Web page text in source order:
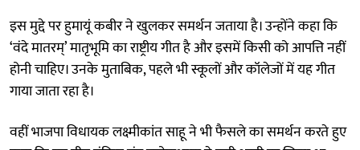
इस मुद्दे पर हुमायूं कबीर ने खुलकर समर्थन जताया है। उन्होंने कहा कि
‘वंदे मातरम्’ मातृभूमि का राष्ट्रीय गीत है और इसमें किसी को आपत्ति नहीं
होनी चाहिए। उनके मुताबिक, पहले भी स्कूलों और कॉलेजों में यह गीत
गाया जाता रहा है।
वहीं भाजपा विधायक लक्ष्मीकांत साहू ने भी फैसले का समर्थन करते हुए